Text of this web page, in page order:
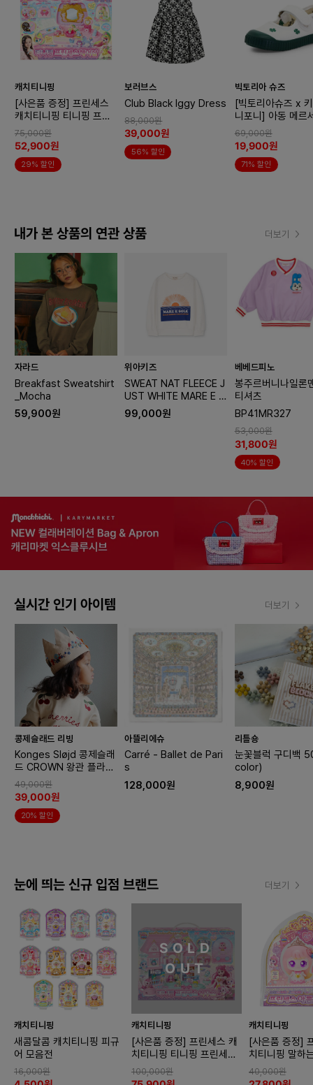
캐치티니핑
[사은품 증정] 프린세스
캐치티니핑 티니핑 프린
세스 헤어샵
75,000원
52,900원
29% 할인
보러브스
Club Black Iggy Dress
88,000원
39,000원
56% 할인
빅토리아 슈즈
[빅토리아슈즈 x
니포니] 아동 메르
코튼 스트랩 스니
로버 (1366924-
E)
69,000원
19,900원
71% 할인
내가 본 상품의 연관 상품 더보기
자라드
Breakfast Sweatshirt
_Mocha
59,900원
위아키즈
SWEAT NAT FLEECE J
UST WHITE MARE E S
OLE
99,000원
베베드피노
봉주르버니나일론
티셔츠
BP41MR327
53,000원
31,800원
40% 할인
실시간 인기 아이템 더보기
콩제슬래드 리빙
Konges Sløjd 콩제슬래
드 CROWN 왕관 플라워
디노
49,000원
39,000원
20% 할인
아뜰리에슈
Carré - Ballet de Pari
s
128,000원
리틀숑
눈꽃블럭 구디백
color)
8,900원
눈에 띄는 신규 입점 브랜드 더보기
캐치티니핑
새콤달콤 캐치티니핑 피규
어 모음전
16,000원
SOLD
OUT
캐치티니핑
[사은품 증정] 프린세스 캐
치티니핑 티니핑 프린세스
하우스
100,000원
캐치티니핑
[사은품 증정]
치티니핑 말하
아름핑
40,000원